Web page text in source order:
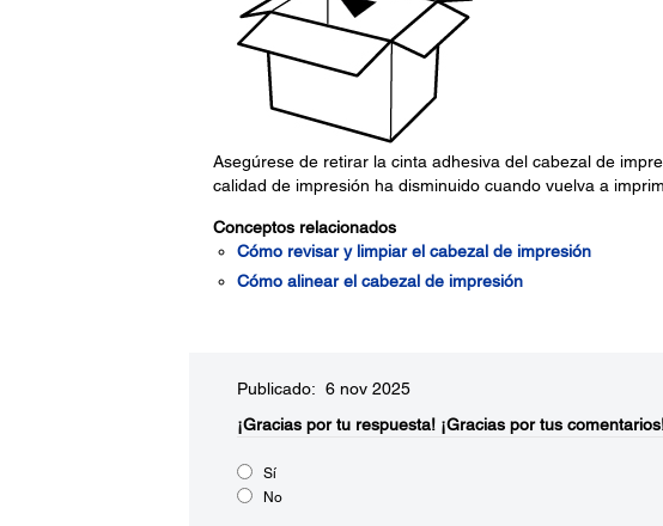
Asegúrese de retirar la cinta adhesiva del cabezal de
calidad de impresión ha disminuido cuando vuelva a
Conceptos relacionados
Cómo revisar y limpiar el cabezal de impresión
Cómo alinear el cabezal de impresión
Publicado: 6 nov 2025
¡Gracias por tu respuesta! ¡Gracias por tus
Sí
No